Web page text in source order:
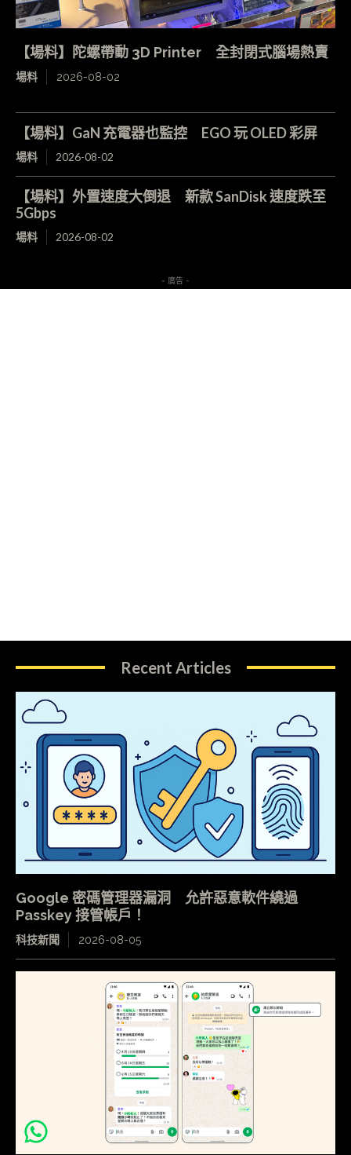
【場料】陀螺帶動 3D Printer 全封閉式腦場熱賣
場料 2026-08-02
【場料】GaN 充電器也監控 EGO 玩 OLED 彩屏
場料 2026-08-02
【場料】外置速度大倒退 新款 SanDisk 速度跌至
5Gbps
場料 2026-08-02
- 廣告 -
Recent Articles
Google 密碼管理器漏洞 允許惡意軟件繞過
Passkey 接管帳戶！
科技新聞 2026-08-05